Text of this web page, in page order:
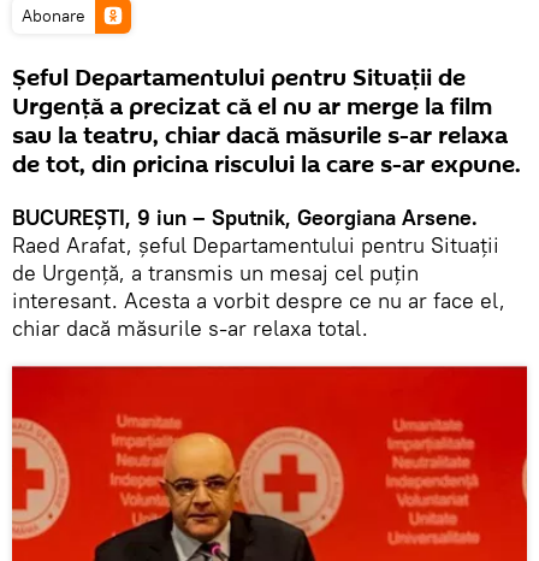
Abonare
Șeful Departamentului pentru Situații de
Urgență a precizat că el nu ar merge la film
sau la teatru, chiar dacă măsurile s-ar relaxa
de tot, din pricina riscului la care s-ar expune.
BUCUREȘTI, 9 iun – Sputnik, Georgiana Arsene.
Raed Arafat, șeful Departamentului pentru Situații
de Urgență, a transmis un mesaj cel puțin
interesant. Acesta a vorbit despre ce nu ar face el,
chiar dacă măsurile s-ar relaxa total.